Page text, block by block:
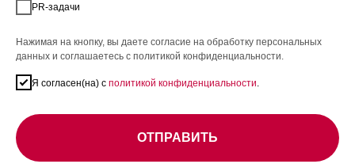
PR-задачи
Нажимая на кнопку, вы даете согласие на обработку персональных
данных и соглашаетесь c политикой конфиденциальности.
Я согласен(на) с политикой конфиденциальности
ОТПРАВИТЬ